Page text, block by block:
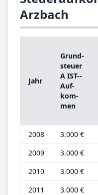
Arzbach
Jahr
Grund­
steu­er
A IST-­
Auf­
kom­
men
2008 3.000 €
2009
3.000 €
2010
3.000 €
2011
3.000 €